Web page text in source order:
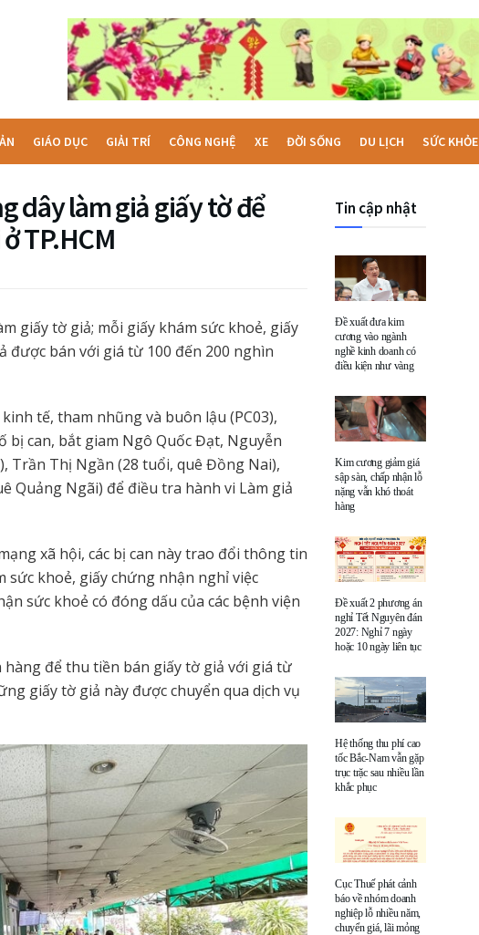
GIÁO DỤC GIẢI TRÍ CÔNG NGHỆ XE ĐỜI SỐNG DU LỊCH SỨC KHỎE
dây làm giả giấy tờ để
TP.HCM
giấy tờ giả; mỗi giấy khám sức khoẻ, giấy
được bán với giá từ 100 đến 200 nghìn
tế, tham nhũng và buôn lậu (PC03),
bị can, bắt giam Ngô Quốc Đạt, Nguyễn
Trần Thị Ngần (28 tuổi, quê Đồng Nai),
Quảng Ngãi) để điều tra hành vi Làm giả
xã hội, các bị can này trao đổi thông tin
sức khoẻ, giấy chứng nhận nghỉ việc
sức khoẻ có đóng dấu của các bệnh viện
hàng để thu tiền bán giấy tờ giả với giá từ
giấy tờ giả này được chuyển qua dịch vụ
Tin cập nhật
Đề xuất đưa kim
cương vào ngành
nghề kinh doanh có
điều kiện như vàng
Kim cương giảm giá
sập sàn, chấp nhận lỗ
nặng vẫn khó thoát
hàng
Đề xuất 2 phương án
nghỉ Tết Nguyên đán
2027: Nghỉ 7 ngày
hoặc 10 ngày liên tục
Hệ thống thu phí cao
tốc Bắc-Nam vẫn gặp
trục trặc sau nhiều lần
khắc phục
Cục Thuế phát cảnh
báo về nhóm doanh
nghiệp lỗ nhiều năm,
chuyển giá, lãi mỏng